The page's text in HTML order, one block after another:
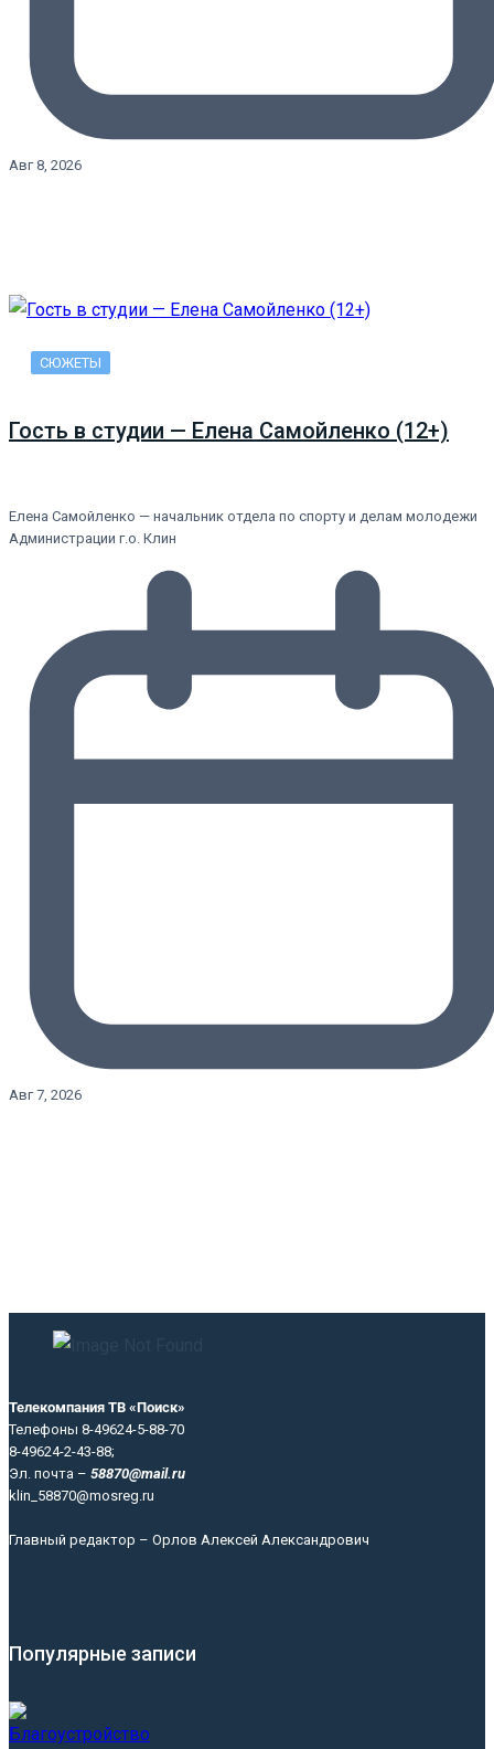
Авг 8, 2026
СЮЖЕТЫ
Гость в студии — Елена Самойленко (12+)
Елена Самойленко — начальник отдела по спорту и делам молодежи
Администрации г.о. Клин
Авг 7, 2026
Телекомпания ТВ «Поиск»
Телефоны 8-49624-5-88-70
8-49624-2-43-88;
Эл. почта – 58870@mail.ru
klin_58870@mosreg.ru
Главный редактор – Орлов Алексей Александрович
Популярные записи